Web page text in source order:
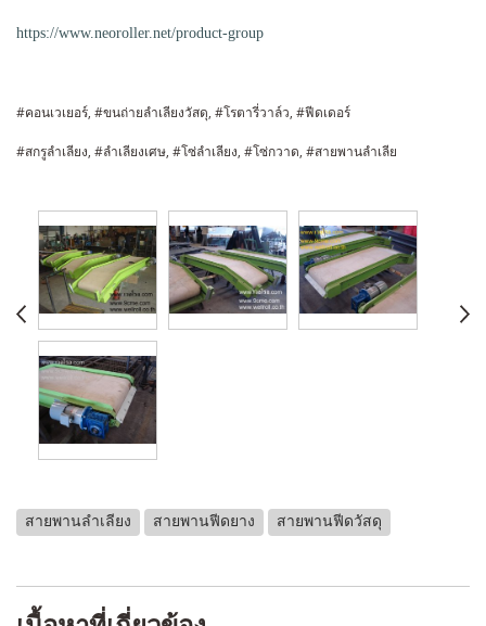
https://www.neoroller.net/product-group
#คอนเวเยอร์, #ขนถ่ายลำเลียงวัสดุ, #โรตารี่วาล์ว, #ฟีดเดอร์
#สกรูลำเลียง, #ลำเลียงเศษ, #โซ่ลำเลียง, #โซ่กวาด, #สายพานลำเลีย
สายพานลำเลียง สายพานฟีดยาง สายพานฟีดวัสดุ